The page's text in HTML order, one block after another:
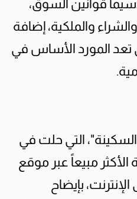
قوانين السوق،
والملكية، إضافة
تعد المورد الأساس في
التي حلت في
الأكثر مبيعاً عبر موقع
بإيضاح